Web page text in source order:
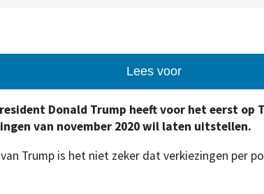
Lees voor
Donald Trump heeft voor het eerst
van november 2020 wil laten uitstellen.
Trump is het niet zeker dat verkiezingen per